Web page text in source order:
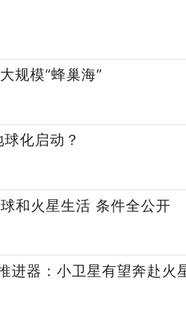
规模“蜂巢海”
化启动？
和火星生活 条件全公开
进器：小卫星有望奔赴火